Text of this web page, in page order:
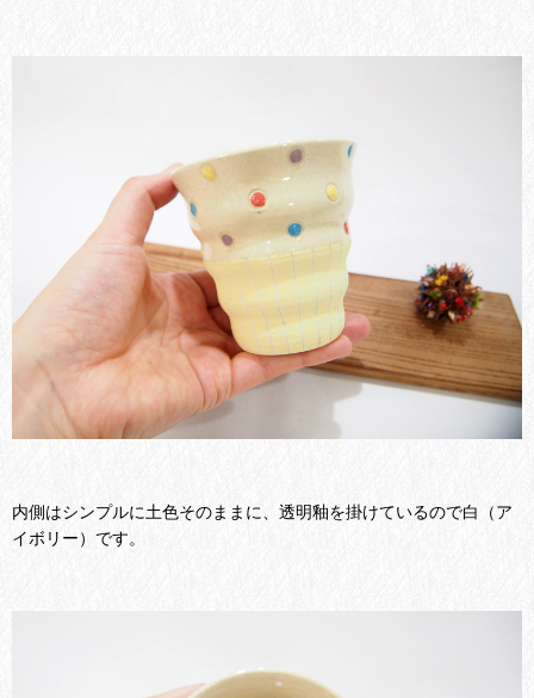
内側はシンプルに土色そのままに、透明釉を掛けているので白（ア
イボリー）です。